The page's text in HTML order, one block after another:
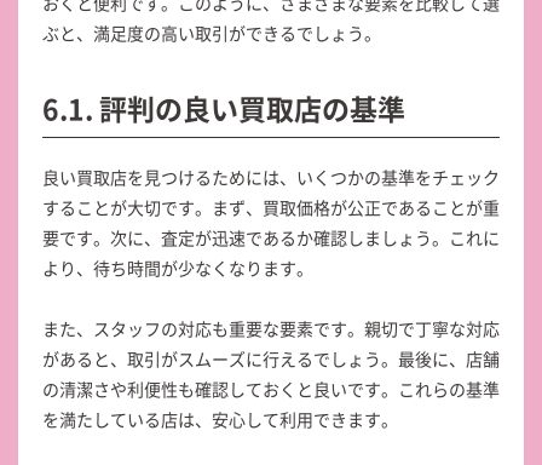
ぶと、満足度の高い取引ができるでしょう。
6.1. 評判の良い買取店の基準
良い買取店を見つけるためには、いくつかの基準をチェック
することが大切です。まず、買取価格が公正であることが重
要です。次に、査定が迅速であるか確認しましょう。これに
より、待ち時間が少なくなります。
また、スタッフの対応も重要な要素です。親切で丁寧な対応
があると、取引がスムーズに行えるでしょう。最後に、店舗
の清潔さや利便性も確認しておくと良いです。これらの基準
を満たしている店は、安心して利用できます。